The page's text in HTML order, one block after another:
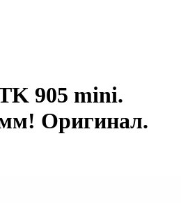
905 mini.
Оригинал.